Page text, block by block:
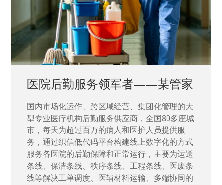
中国兵器工业集团——银光化学
国家“一五”期间156个重点项目之一。属于国家
高新技术企业，在信息化升级建设中，存在大
量“小、散、碎”的信息化需求，需要投入大量人
力资源进行开发，通过引入织信低代码平台，解
决当下遇到的各类业务难题，提升整体的IT研发
效率。